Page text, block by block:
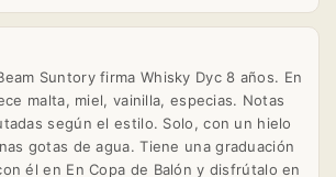
Suntory firma Whisky Dyc 8 años. En
malta, miel, vainilla, especias. Notas
según el estilo. Solo, con un hielo
gotas de agua. Tiene una graduación
él en En Copa de Balón y disfrútalo en